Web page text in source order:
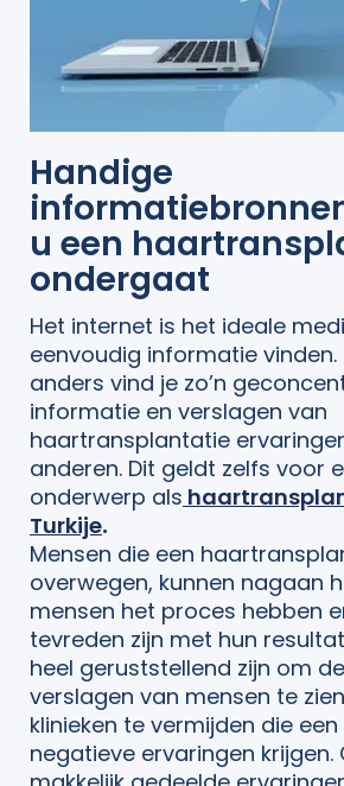
Handige
u een
ondergaat
Het internet is het ideale
eenvoudig informatie vinden.
anders vind je zo’n
informatie en verslagen van
haartransplantatie
anderen. Dit geldt zelfs voor
onderwerp als
Turkije.
Mensen die een
overwegen, kunnen nagaan
mensen het proces hebben
tevreden zijn met hun
heel geruststellend zijn om
verslagen van mensen te
klinieken te vermijden die
negatieve ervaringen krijgen.